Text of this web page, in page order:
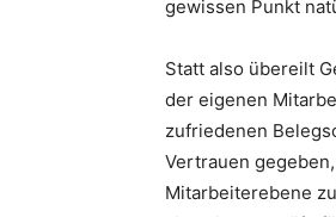
gewissen Punkt
Statt also übereilt
der eigenen
zufriedenen
Vertrauen
Mitarbeiterebene